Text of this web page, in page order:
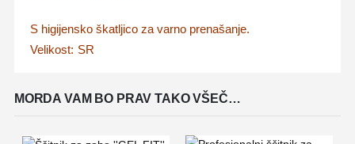
S higijensko škatljico za varno prenašanje.
Velikost: SR
MORDA VAM BO PRAV TAKO VŠEČ…